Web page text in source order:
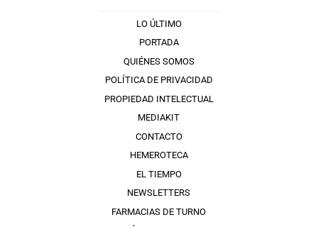
LO ÚLTIMO
PORTADA
QUIÉNES SOMOS
POLÍTICA DE PRIVACIDAD
PROPIEDAD INTELECTUAL
MEDIAKIT
CONTACTO
HEMEROTECA
EL TIEMPO
NEWSLETTERS
FARMACIAS DE TURNO